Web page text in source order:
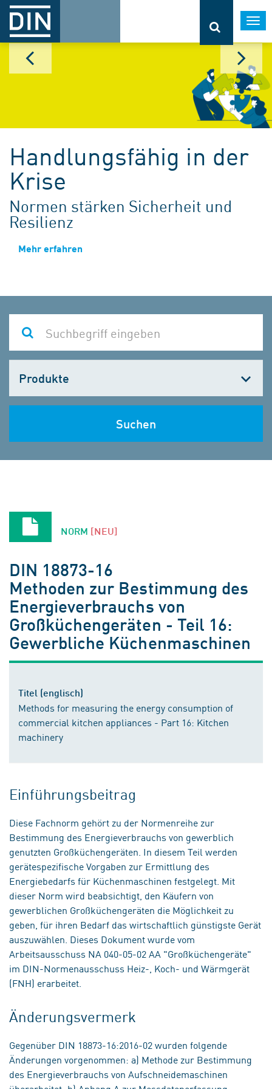
Handlungsfähig in der
Krise
Normen stärken Sicherheit und
Resilienz
Mehr erfahren
wählen
Suchen
NORM [NEU]
DIN 18873-16
Methoden zur Bestimmung des
Energieverbrauchs von
Großküchengeräten - Teil 16:
Gewerbliche Küchenmaschinen
Titel (englisch)
Methods for measuring the energy consumption of
commercial kitchen appliances - Part 16: Kitchen
machinery
Einführungsbeitrag
Diese Fachnorm gehört zu der Normenreihe zur
Bestimmung des Energieverbrauchs von gewerblich
genutzten Großküchengeräten. In diesem Teil werden
gerätespezifische Vorgaben zur Ermittlung des
Energiebedarfs für Küchenmaschinen festgelegt. Mit
dieser Norm wird beabsichtigt, den Käufern von
gewerblichen Großküchengeräten die Möglichkeit zu
geben, für ihren Bedarf das wirtschaftlich günstigste Gerät
auszuwählen. Dieses Dokument wurde vom
Arbeitsausschuss NA 040-05-02 AA "Großküchengeräte"
im DIN-Normenausschuss Heiz-, Koch- und Wärmgerät
(FNH) erarbeitet.
Änderungsvermerk
Gegenüber DIN 18873-16:2016-02 wurden folgende
Änderungen vorgenommen: a) Methode zur Bestimmung
des Energieverbrauchs von Aufschneidemaschinen